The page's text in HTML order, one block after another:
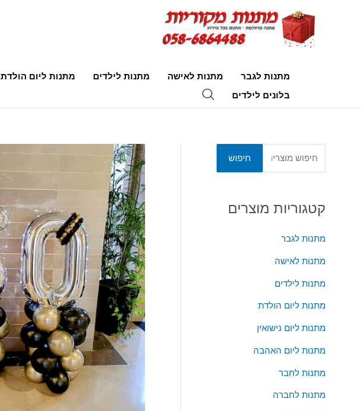
מתנות לגבר מתנות לאישה מתנות לילדים מתנות ליום הולדת
בלונים לילדים
י
ו
ע
ב
:
חיפוש
קטגוריות מוצרים
מתנות לגבר
מתנות לאישה
מתנות לילדים
מתנות ליום הולדת
מתנות ליום נישואין
מתנות ליום האהבה
מתנות לחבר
מתנות לחברה